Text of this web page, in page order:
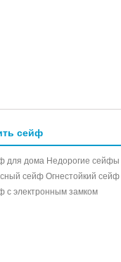
сейф
для дома Недорогие сейфы
сейф Огнестойкий сейф
с электронным замком